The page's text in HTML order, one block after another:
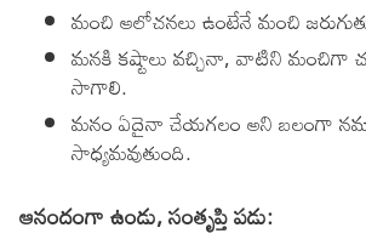
మంచి ఆలోచనలు ఉంటేనే మంచి
మనకి కష్టాలు వచ్చినా, వాటిని మంచిగా
సాగాలి.
మనం ఏదైనా చేయగలం అని బలంగా
సాధ్యమవుతుంది.
ఆనందంగా ఉండు, సంతృప్తి పడు: